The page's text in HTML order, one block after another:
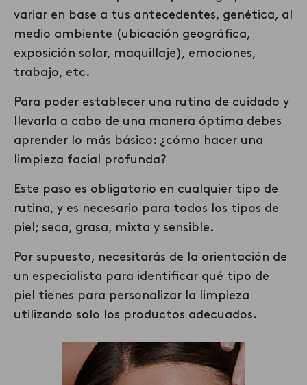
Las necesidades quecada pieltenga pueden
variar en base atus antecedentes, genética, al
medio ambiente (ubicación geográfica,
exposición solar, maquillaje), emociones,
Para poder establecer una rutina de cuidado y
llevarla a cabo de una manera óptima debes
aprenderlo más básico:¿cómo hacer una
Este paso es obligatorio en cualquier tipo de
rutina, y es necesario para todos los tipos de
Por supuesto, necesitarásde la orientación de
un especialista para identificar qué tipo de
piel tienes parapersonalizar la limpieza